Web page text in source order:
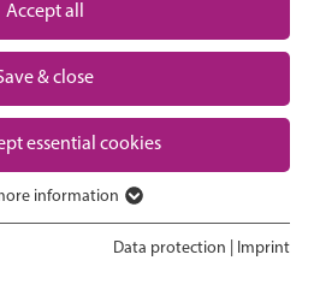
neonatales
UCIN
crecer a tu bebé
Inicio
Partner
Contact
Accept all
& close
essential cookies
für grundlegende Funktionen der
ist gewährleistet, dass die Webseite
information
Data protection Imprint